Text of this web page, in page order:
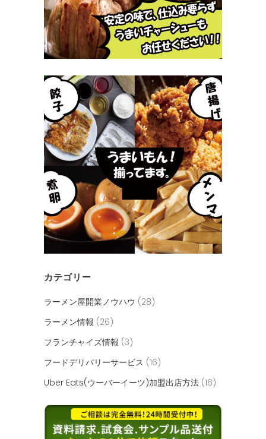
カテゴリー
ラーメン屋開業ノウハウ (28)
ラーメン情報 (26)
フランチャイズ情報 (3)
フードデリバリーサービス (16)
Uber Eats(ウーバーイーツ)加盟出店方法 (16)